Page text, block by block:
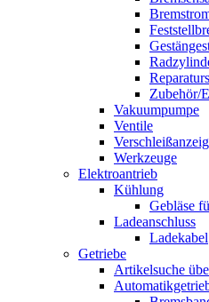
Zubehör/
Vakuumpumpe
Ventile
Werkzeuge
Elektroantrieb
Kühlung
Gebläse
Ladeanschluss
Ladekabel
Getriebe
Artikelsuche